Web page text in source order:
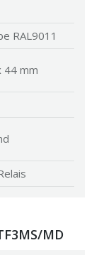
RAL9011
44 mm
MD